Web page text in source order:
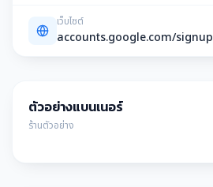
เว็บไซต์
accounts.google.com/signup
ตัวอย่างแบนเนอร์
ร้านตัวอย่าง